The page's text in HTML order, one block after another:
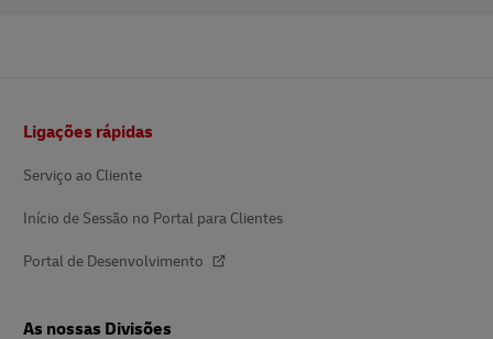
Ligações rápidas
Serviço ao Cliente
Início de Sessão no Portal para Clientes
Portal de Desenvolvimento
As nossas Divisões